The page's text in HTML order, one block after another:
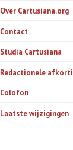
Over Cartusiana.org
Contact
Studia Cartusiana
Redactionele
Colofon
Laatste wijzigingen